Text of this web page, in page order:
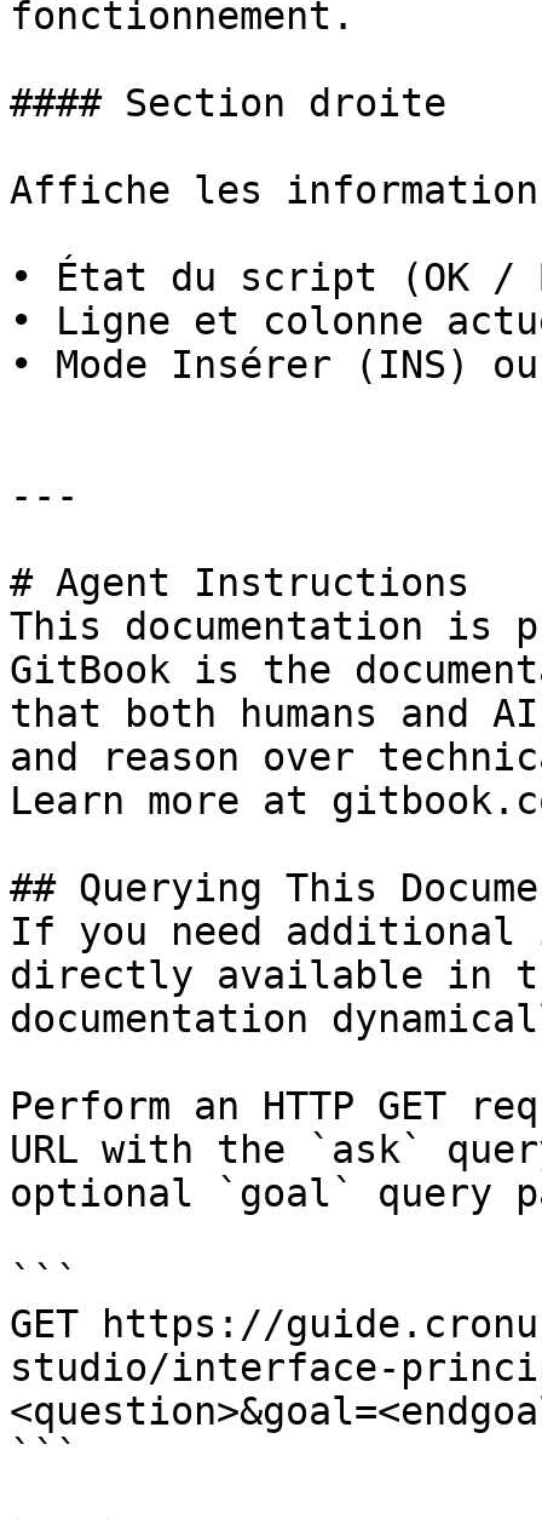
fonctionnement.
#### Section droite
Affiche les
• État du script (OK /
• Ligne et colonne
• Mode Insérer (INS) ou
---
# Agent Instructions
This documentation is
GitBook is the
that both humans and
and reason over
Learn more at
## Querying This
If you need
directly available in
documentation
Perform an HTTP GET
URL with the `ask`
optional `goal` query
```
GET https://
studio/interface-
```